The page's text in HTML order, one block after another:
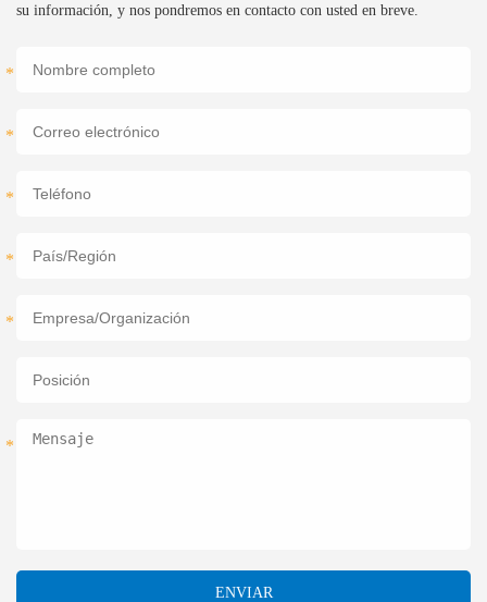
su información, y nos pondremos en contacto con usted en breve.
*
*
*
*
*
*
ENVIAR